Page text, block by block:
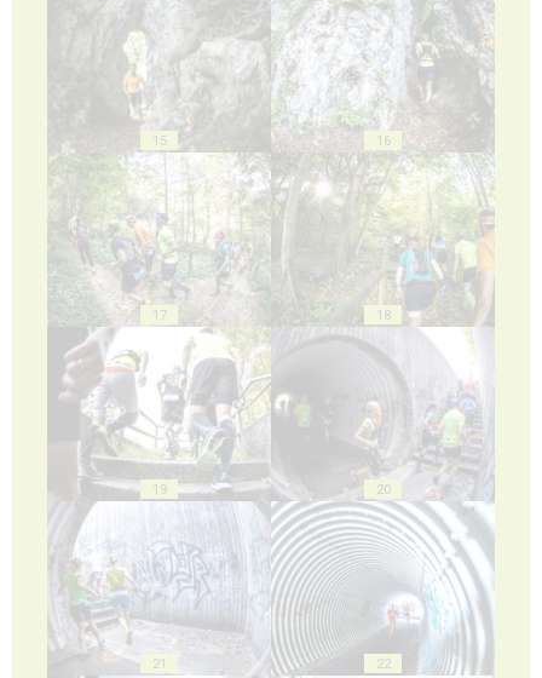
15 16
17 18
19 20
21 22